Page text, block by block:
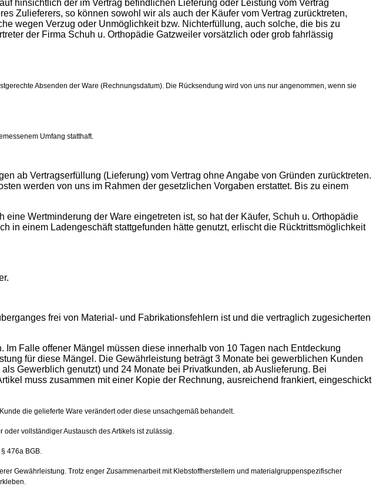
hinsichtlich der im Vertrag befindlichen Lieferung oder Leistung vom Vertrag
Zulieferers, so können sowohl wir als auch der Käufer vom Vertrag zurücktreten,
wegen Verzug oder Unmöglichkeit bzw. Nichterfüllung, auch solche, die bis zu
der Firma Schuh u. Orthopädie Gatzweiler vorsätzlich oder grob fahrlässig
Absenden der Ware (Rechnungsdatum). Die Rücksendung wird von uns nur angenommen, wenn sie
Umfang statthaft.
ab Vertragserfüllung (Lieferung) vom Vertrag ohne Angabe von Gründen zurücktreten.
werden von uns im Rahmen der gesetzlichen Vorgaben erstattet. Bis zu einem
Wertminderung der Ware eingetreten ist, so hat der Käufer, Schuh u. Orthopädie
in einem Ladengeschäft stattgefunden hätte genutzt, erlischt die Rücktrittsmöglichkeit
frei von Material- und Fabrikationsfehlern ist und die vertraglich zugesicherten
Falle offener Mängel müssen diese innerhalb von 10 Tagen nach Entdeckung
für diese Mängel. Die Gewährleistung beträgt 3 Monate bei gewerblichen Kunden
Gewerblich genutzt) und 24 Monate bei Privatkunden, ab Auslieferung. Bei
muss zusammen mit einer Kopie der Rechnung, ausreichend frankiert, eingeschickt
die gelieferte Ware verändert oder diese unsachgemäß behandelt.
vollständiger Austausch des Artikels ist zulässig.
476a BGB.
Gewährleistung. Trotz enger Zusammenarbeit mit Klebstoffherstellern und materialgruppenspezifischer